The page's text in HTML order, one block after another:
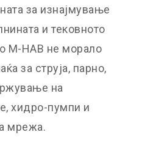
за изнајмување
и тековното
М-НАВ не морало
за струја, парно,
на
хидро-пумпи и
мрежа.